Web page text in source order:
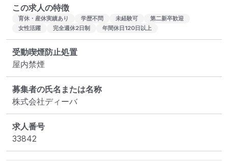
この求人の特徴
育休・産休実績あり 学歴不問 未経験可
第二新卒歓迎
女性活躍
完全週休2日制 年間休日120日以上
受動喫煙防止処置
屋内禁煙
募集者の氏名または名称
株式会社ディーバ
求人番号
33842